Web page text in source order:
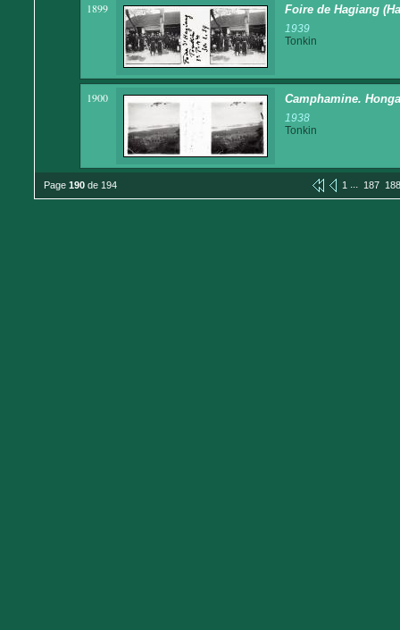
1899 Foire de Hagiang
1939
Tonkin
1900 Camphamine.
1938
Tonkin
Page 190 de 194 1 ... 187